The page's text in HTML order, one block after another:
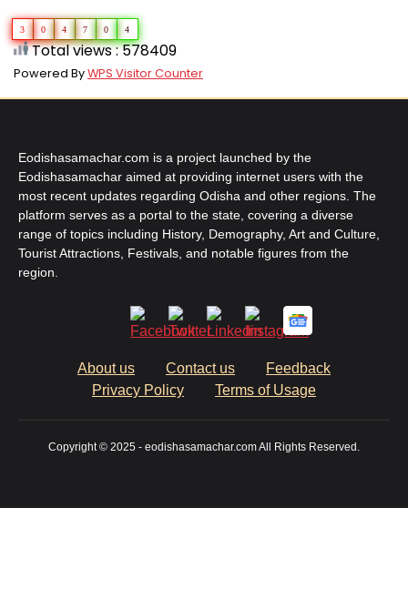
3 0 4 7 0 4
Total views : 578409
Powered ByWPS Visitor Counter
Eodishasamachar.com is a project launched by the
Eodishasamachar aimed at providing internet users with the
most recent updates regarding Odisha and other regions. The
platform serves as a portal to the state, covering a diverse
range of topics including History, Demography, Art and Culture,
Tourist Attractions, Festivals, and notable figures from the
region.
About us Contact us
Feedback
Privacy Policy
Terms of Usage
Copyright © 2025 - eodishasamachar.com All Rights Reserved.